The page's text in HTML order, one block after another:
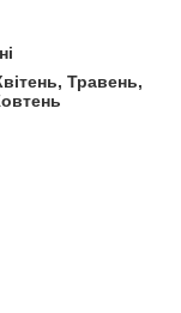
Травень,